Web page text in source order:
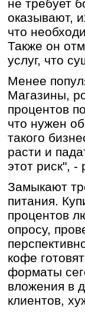
не требует
оказывают,
что
Также он
услуг, что
Менее
Магазины,
процентов
что нужен
такого
расти и
этот риск", -
Замыкают
питания.
процентов
опросу,
кофе
форматы
вложения в
клиентов,